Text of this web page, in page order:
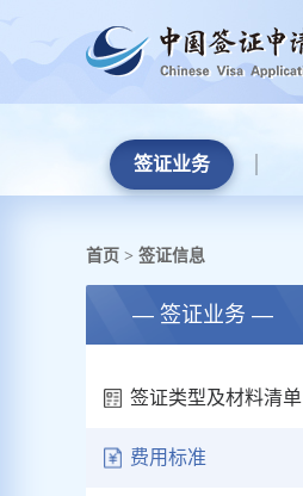
签证业务
首页 > 签证信息
— 签证业务 —
签证类型及材料清单
费用标准